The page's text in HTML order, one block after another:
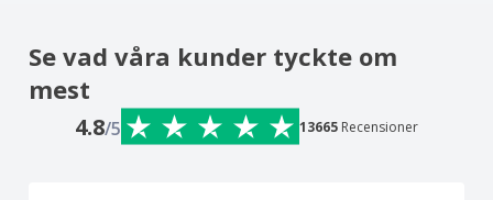
Se vad våra kunder tyckte om
mest
4.8/5 13665 Recensioner